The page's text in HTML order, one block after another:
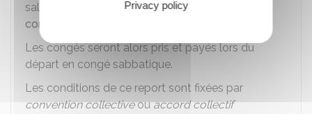
salarié peut le financer par une partie de ses
congés payés
Les congés seront alors pris et payés lors du
départ en congé sabbatique.
Les conditions de ce report sont fixées par
convention collectiveouaccord collectif
Privacy policy